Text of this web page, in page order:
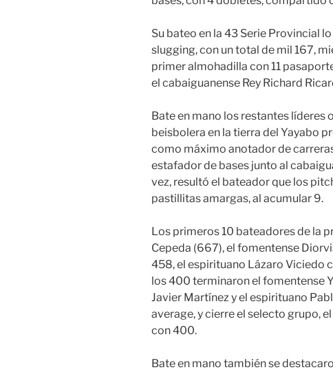
Su bateo en la 43 Serie Provincial
slugging, con un total de mil 167,
primer almohadilla con 11
el cabaiguanense Rey Richard
Bate en mano los restantes líderes
beisbolera en la tierra del Yayabo
como máximo anotador de
estafador de bases junto al
vez, resultó el bateador que los
pastillitas amargas, al acumular 9.
Los primeros 10 bateadores de la
Cepeda (667), el fomentense
458, el espirituano Lázaro Viciedo
los 400 terminaron el fomentense
Javier Martínez y el espirituano
average, y cierre el selecto grupo,
con 400.
Bate en mano también se